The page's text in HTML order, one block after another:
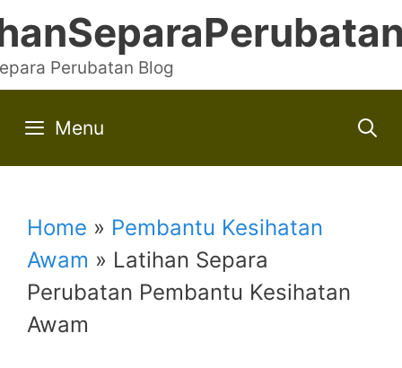
Skip
to
contentPerubatan Blog
Menu
Home » Pembantu Kesihatan
Awam » Latihan Separa
Perubatan Pembantu Kesihatan
Awam